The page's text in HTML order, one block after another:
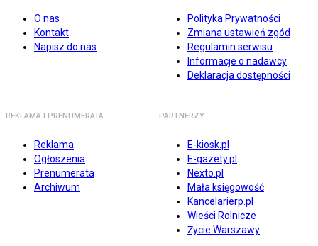
O nas
Kontakt
Napisz do nas
Polityka Prywatności
Zmiana ustawień zgód
Regulamin serwisu
Informacje o nadawcy
Deklaracja dostępności
REKLAMA I PRENUMERATA
Reklama
Ogłoszenia
Prenumerata
Archiwum
PARTNERZY
E-kiosk.pl
E-gazety.pl
Nexto.pl
Mała księgowość
Kancelarierp.pl
Wieści Rolnicze
Życie Warszawy